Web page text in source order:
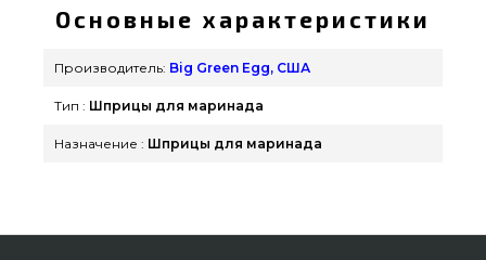
Основные характеристики
Производитель: Big Green Egg, США
Тип : Шприцы для маринада
Назначение : Шприцы для маринада